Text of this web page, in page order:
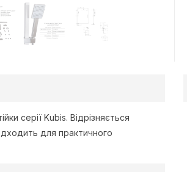
серії Kubis. Відрізняється
для практичного